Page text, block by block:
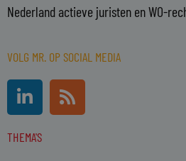
Nederland actieve juristen en WO-
VOLG MR. OP SOCIAL MEDIA
L
i
n
k
R
s
s
THEMA'S